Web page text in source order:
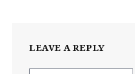
LEAVE A REPLY